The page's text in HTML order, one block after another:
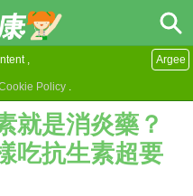
,
Policy .
Argee
就是消炎藥？
吃抗生素超要